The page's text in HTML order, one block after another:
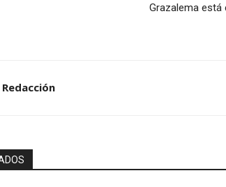
Grazalema está
Redacción